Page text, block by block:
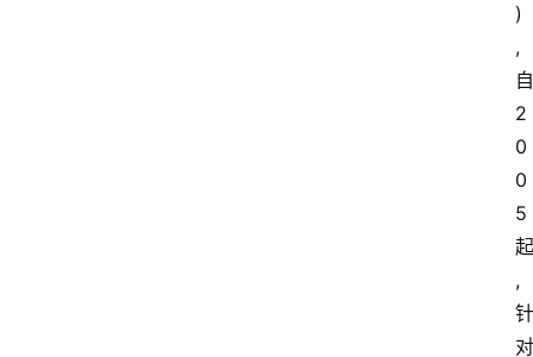
)
,
自
2
0
0
5
起
,
针
对